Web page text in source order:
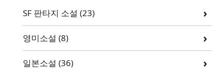
SF 판타지 소설 (23)
영미소설 (8)
일본소설 (36)